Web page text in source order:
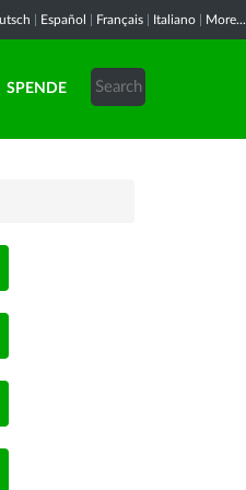
Español Français Italiano More...
SPENDE